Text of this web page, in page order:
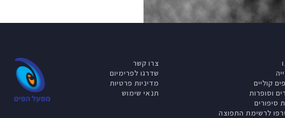
קוליים
וסופרות
סיפורים
לרשימת התפוצה
צרו קשר
שדרגו לפרימיום
מדיניות פרטיות
תנאי שימוש